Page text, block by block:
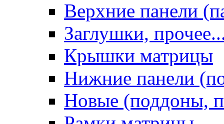
Верхние панели
Заглушки,
Крышки матрицы
Нижние панели
Новые (поддоны,